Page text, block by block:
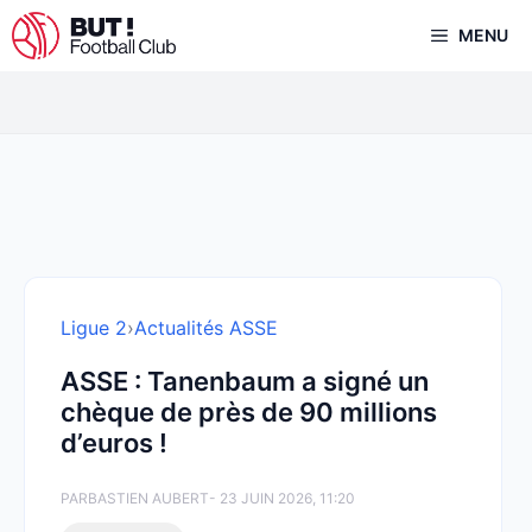
Aller
au
MENU
Ligue 2›Actualités ASSE
ASSE : Tanenbaum a signé un
chèque de près de 90 millions
d’euros !
PARBASTIEN AUBERT- 23 JUIN 2026, 11:20